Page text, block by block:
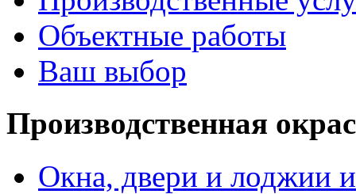
Объектные работы
Ваш выбор
Производственная
Окна, двери и лоджии